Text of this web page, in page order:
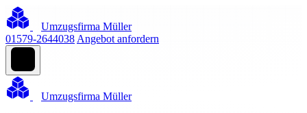
Umzugsfirma Müller
01579-2644038 Angebot anfordern
Umzugsfirma Müller